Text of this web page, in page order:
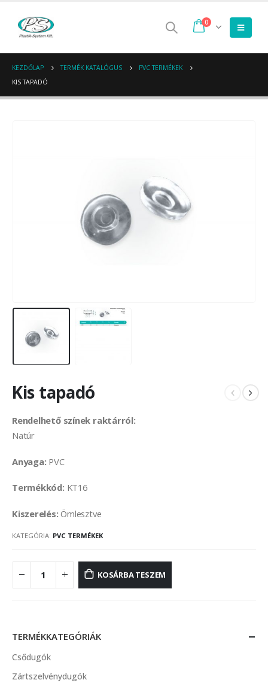
0
KEZDŐLAP TERMÉK KATALÓGUS
PVC TERMÉKEK
KIS TAPADÓ
Kis tapadó
Rendelhető színek raktárról:
Natúr
Anyaga: PVC
Termékkód: KT16
Kiszerelés:Ömlesztve
KATEGÓRIA: PVC TERMÉKEK
KOSÁRBA TESZEM
TERMÉKKATEGÓRIÁK
Csődugók
Zártszelvénydugók